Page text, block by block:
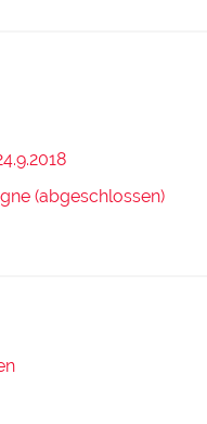
(abgeschlossen)